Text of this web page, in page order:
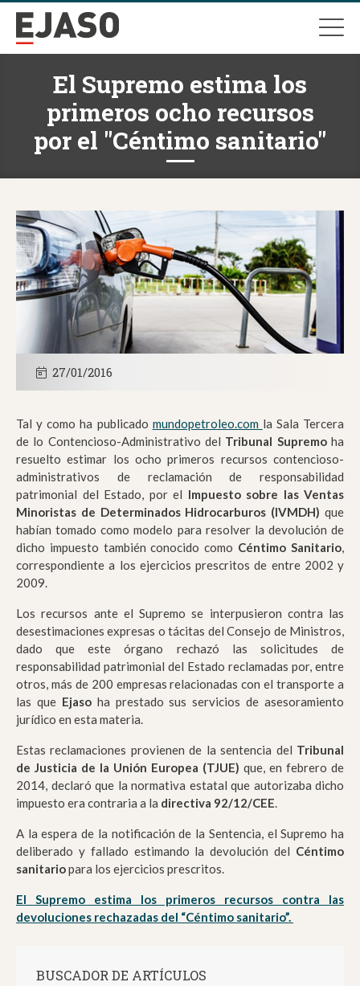
El Supremo estima los
primeros ocho recursos
por el "Céntimo sanitario"
27/01/2016
Tal y como ha publicado mundopetroleo.com la Sala Tercera
de lo Contencioso-Administrativo del Tribunal Supremoha
resuelto estimar los ocho primeros recursos contencioso-
administrativos de reclamación de responsabilidad
patrimonial del Estado, por el Impuesto sobre las Ventas
Minoristas de Determinados Hidrocarburos (IVMDH) que
habían tomado como modelo para resolver la devolución de
dicho impuesto también conocido como Céntimo Sanitario,
correspondiente a los ejercicios prescritos de entre 2002 y
2009.
Los recursos ante el Supremo se interpusieron contra las
desestimaciones expresas o tácitas del Consejo de Ministros,
dado que este órgano rechazó las solicitudes de
responsabilidad patrimonial del Estado reclamadas por, entre
otros, más de 200 empresas relacionadas con el transporte a
las que Ejasoha prestado sus servicios de asesoramiento
jurídico en esta materia.
Estas reclamaciones provienen de la sentencia del Tribunal
de Justicia de la Unión Europea (TJUE) que, en febrero de
2014, declaró que la normativa estatal que autorizaba dicho
impuesto era contraria a la directiva 92/12/CEE.
A la espera de la notificación de la Sentencia, el Supremo ha
deliberado y fallado estimando la devolución del Céntimo
sanitariopara los ejercicios prescritos.
El Supremo estima los primeros recursos contra las
devoluciones rechazadas del “Céntimo sanitario”.
BUSCADOR DE ARTÍCULOS